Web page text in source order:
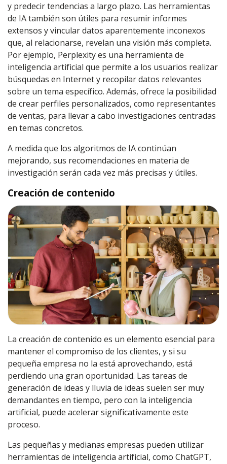
y predecir tendencias a largo plazo. Las herramientas
de IA también son útiles para resumir informes
extensos y vincular datos aparentemente inconexos
que, al relacionarse, revelan una visión más completa.
Por ejemplo, Perplexity es una herramienta de
inteligencia artificial que permite a los usuarios realizar
búsquedas en Internet y recopilar datos relevantes
sobre un tema específico. Además, ofrece la posibilidad
de crear perfiles personalizados, como representantes
de ventas, para llevar a cabo investigaciones centradas
en temas concretos.
A medida que los algoritmos de IA continúan
mejorando, sus recomendaciones en materia de
investigación serán cada vez más precisas y útiles.
Creación de contenido
La creación de contenido es un elemento esencial para
mantener el compromiso de los clientes, y si su
pequeña empresa no la está aprovechando, está
perdiendo una gran oportunidad. Las tareas de
generación de ideas y lluvia de ideas suelen ser muy
demandantes en tiempo, pero con la inteligencia
artificial, puede acelerar significativamente este
proceso.
Las pequeñas y medianas empresas pueden utilizar
herramientas de inteligencia artificial, como ChatGPT,